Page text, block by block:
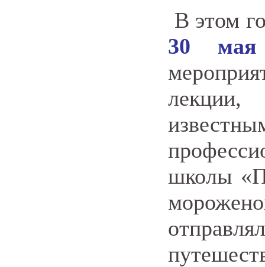
В этом
30
лекции,
школы